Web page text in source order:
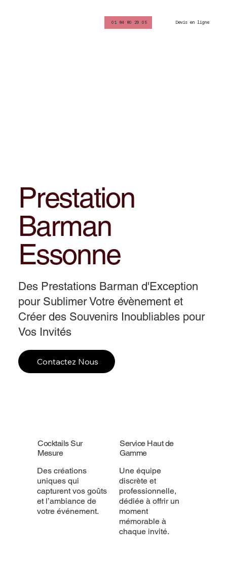
01 84 80 29 05 Devis en ligne
Prestation
Barman
Essonne
Des Prestations Barman d'Exception
pour Sublimer Votre évènement et
Créer des Souvenirs Inoubliables pour
Vos Invités
Contactez Nous
Cocktails Sur
Mesure
Des créations
uniques qui
capturent vos goûts
et l’ambiance de
votre événement.
Service Haut de
Gamme
Une équipe
discrète et
professionnelle,
dédiée à offrir un
moment
mémorable à
chaque invité.